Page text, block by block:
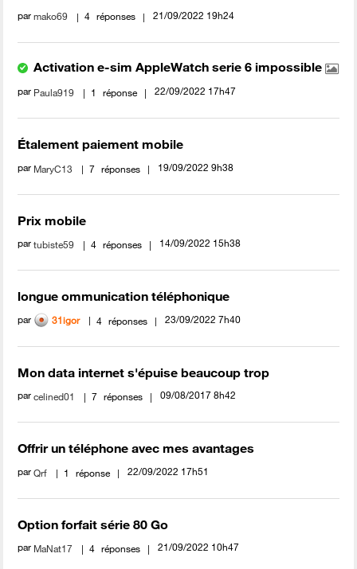
parmako69 4 réponses ‎21/09/2022 19h24
Activation e-sim AppleWatch serie 6 impossible
par Paula919 1 réponse ‎22/09/2022 17h47
Étalement paiement mobile
par MaryC13 7 réponses ‎19/09/2022 9h38
Prix mobile
partubiste59 4 réponses ‎14/09/2022 15h38
longue ommunication téléphonique
par 31igor 4 réponses ‎23/09/2022 7h40
Mon data internet s'épuise beaucoup trop
parcelined01 7 réponses ‎09/08/2017 8h42
Offrir un téléphone avec mes avantages
parQrf 1 réponse ‎22/09/2022 17h51
Option forfait série 80 Go
par MaNat17 4 réponses ‎21/09/2022 10h47